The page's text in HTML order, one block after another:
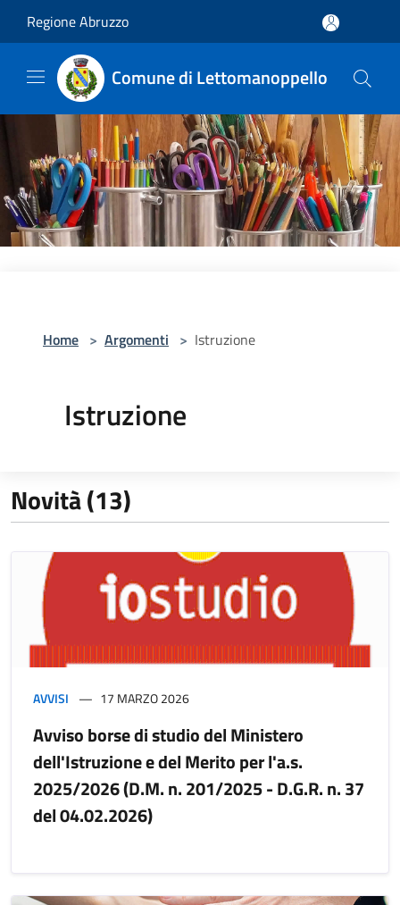
Regione Abruzzo
Comune di Lettomanoppello
Home > Argomenti > Istruzione
Istruzione
Novità (13)
AVVISI 17 MARZO 2026
Avviso borse di studio del Ministero
dell'Istruzione e del Merito per l'a.s.
2025/2026 (D.M. n. 201/2025 - D.G.R. n. 37
del 04.02.2026)